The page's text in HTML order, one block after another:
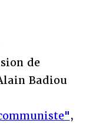
de
Badiou
,